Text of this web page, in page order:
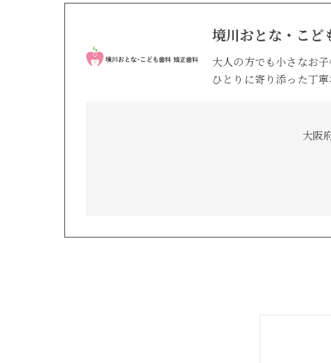
境川おとな・こど
大人の方でも小さなお
ひとりに寄り添った丁
大阪